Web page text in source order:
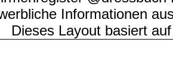
Informationen
Dieses Layout basiert